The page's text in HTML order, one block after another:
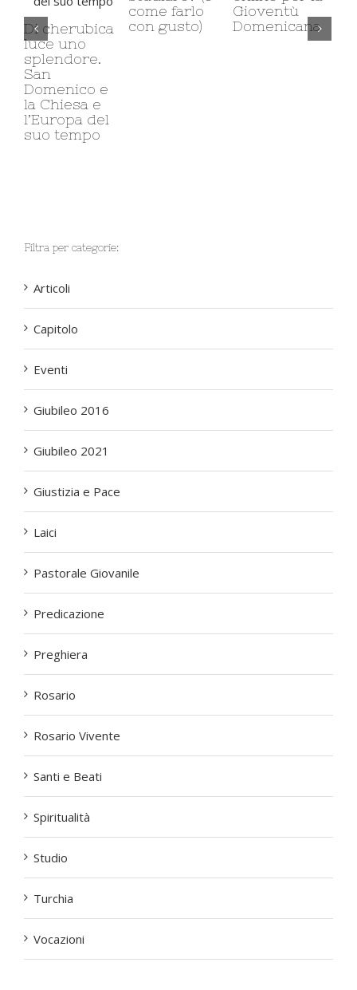
Di cherubica
luce uno
splendore.
San
Domenico e
la Chiesa e
l’Europa del
suo tempo
come farlo
con gusto)
Gioventù
Domenicana
Filtra per categorie:
Articoli
Capitolo
Eventi
Giubileo 2016
Giubileo 2021
Giustizia e Pace
Laici
Pastorale Giovanile
Predicazione
Preghiera
Rosario
Rosario Vivente
Santi e Beati
Spiritualità
Studio
Turchia
Vocazioni